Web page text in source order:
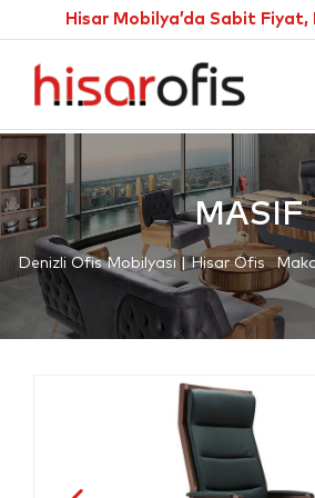
Hisar Mobilya’da Sabit Fiyat,
MASIF
Denizli Ofis Mobilyası | Hisar Ofis